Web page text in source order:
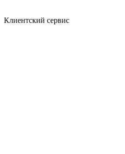
Клиентский сервис